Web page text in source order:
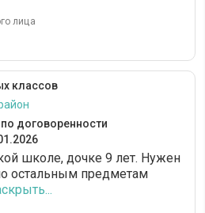
лица
классов
по договоренности
школе, дочке 9 лет. Нужен
остальным предметам